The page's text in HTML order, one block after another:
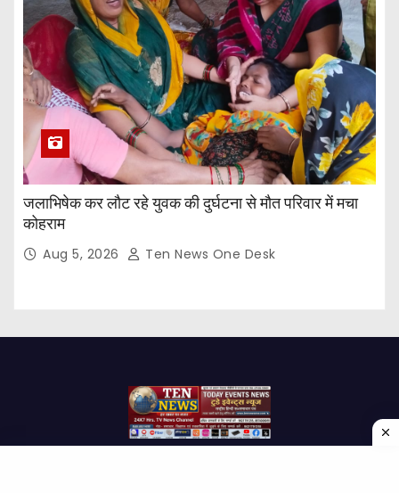
जलाभिषेक कर लौट रहे युवक की दुर्घटना से मौत परिवार में मचा
कोहराम
Aug 5, 2026 Ten News One Desk